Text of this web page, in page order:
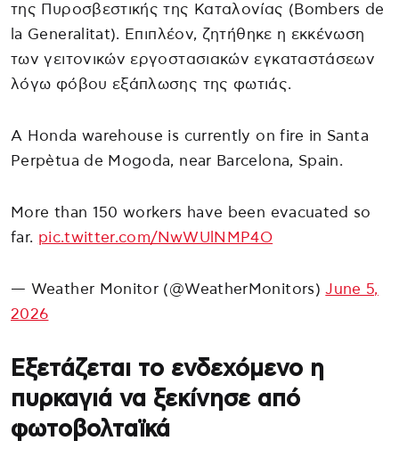
της Πυροσβεστικής της Καταλονίας (Bombers de
la Generalitat). Επιπλέον, ζητήθηκε η εκκένωση
των γειτονικών εργοστασιακών εγκαταστάσεων
λόγω φόβου εξάπλωσης της φωτιάς.
A Honda warehouse is currently on fire in Santa
Perpètua de Mogoda, near Barcelona, Spain.
More than 150 workers have been evacuated so
far. pic.twitter.com/NwWUlNMP4O
— Weather Monitor (@WeatherMonitors)June 5,
2026
Εξετάζεται το ενδεχόμενο η
πυρκαγιά να ξεκίνησε από
φωτοβολταϊκά